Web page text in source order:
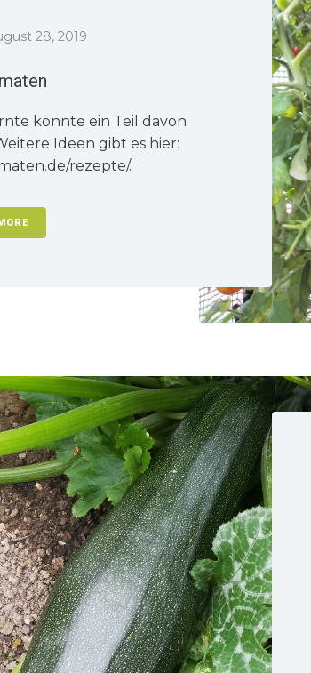
28, 2019
könnte ein Teil davon
Ideen gibt es hier:
rezepte/.